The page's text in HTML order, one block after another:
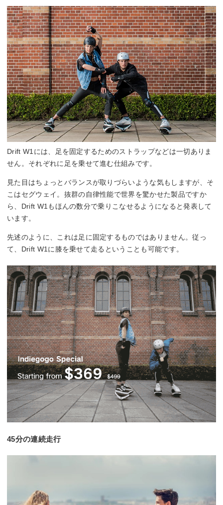
Drift W1には、足を固定するためのストラップなどは一切ありま
せん。それぞれに足を乗せて進む仕組みです。
見た目はちょっとバランスが取りづらいような気もしますが、そ
こはセグウェイ。抜群の自律性能で世界を驚かせた製品ですか
ら、Drift W1もほんの数分で乗りこなせるようになると発表して
います。
先述のように、これは足に固定するものではありません。従っ
て、Drift W1に膝を乗せて走るということも可能です。
45分の連続走行